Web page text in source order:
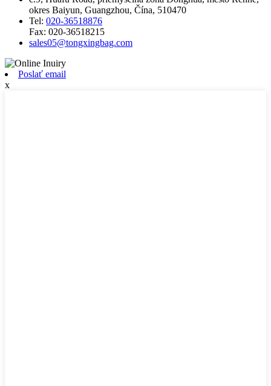
okres Baiyun, Guangzhou, Čína, 510470
Tel: 020-36518876
Fax: 020-36518215
sales05@tongxingbag.com
Poslať email
x